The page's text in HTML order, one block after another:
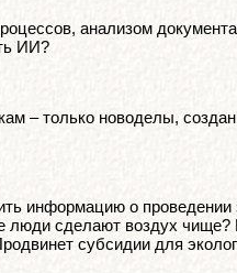
анализом
ИИ?
– только новоделы,
информацию о
сделают воздух
субсидии для